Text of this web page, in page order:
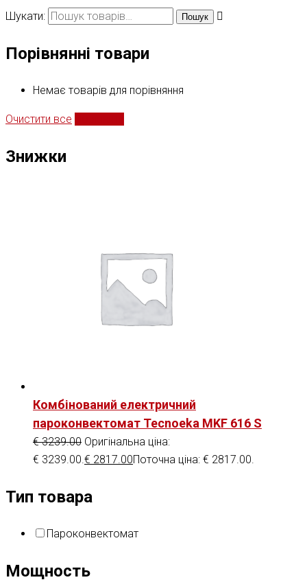
Шукати: Пошук
Порівнянні товари
Немає товарів для порівняння
Очистити все
Знижки
Комбінований електричний
пароконвектомат Tecnoeka MKF 616 S
€3239.00 Оригінальна ціна:
€ 3239.00. € 2817.00Поточна ціна: € 2817.00.
Тип товара
Пароконвектомат
Мощность